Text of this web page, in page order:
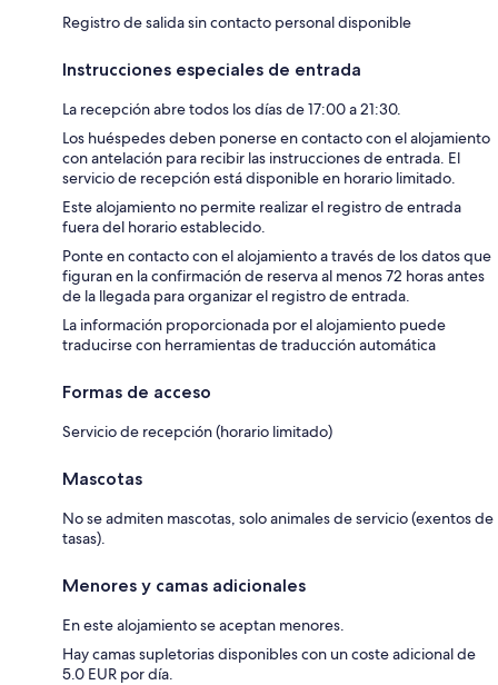
Registro de salida sin contacto personal disponible
Instrucciones especiales de entrada
La recepción abre todos los días de 17:00 a 21:30.
Los huéspedes deben ponerse en contacto con el alojamiento
con antelación para recibir las instrucciones de entrada. El
servicio de recepción está disponible en horario limitado.
Este alojamiento no permite realizar el registro de entrada
fuera del horario establecido.
Ponte en contacto con el alojamiento a través de los datos que
figuran en la confirmación de reserva al menos 72 horas antes
de la llegada para organizar el registro de entrada.
La información proporcionada por el alojamiento puede
traducirse con herramientas de traducción automática
Formas de acceso
Servicio de recepción (horario limitado)
Mascotas
No se admiten mascotas, solo animales de servicio (exentos de
tasas).
Menores y camas adicionales
En este alojamiento se aceptan menores.
Hay camas supletorias disponibles con un coste adicional de
5.0 EUR por día.